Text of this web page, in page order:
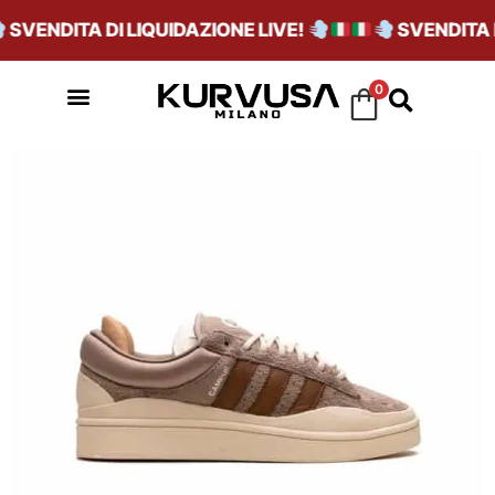
DI LIQUIDAZIONE LIVE! SVENDITA
0